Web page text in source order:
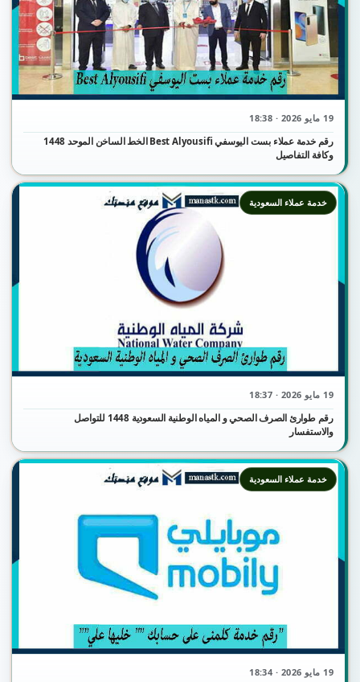
19 مايو 2026 · 18:38
رقم خدمة عملاء بست اليوسفي Best Alyousifi الخط الساخن الموحد 1448
وكافة التفاصيل
19 مايو 2026 · 18:37
رقم طوارئ الصرف الصحي و المياه الوطنية السعودية 1448 للتواصل
والاستفسار
خدمة عملاء السعودية
19 مايو 2026 · 18:34
خدمة عملاء السعودية